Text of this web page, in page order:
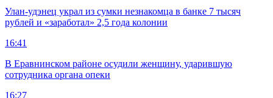
Улан-удэнец украл из сумки незнакомца в банке 7 тысяч
рублей и «заработал» 2,5 года колонии
16:41
В Еравнинском районе осудили женщину, ударившую
сотрудника органа опеки
16:27